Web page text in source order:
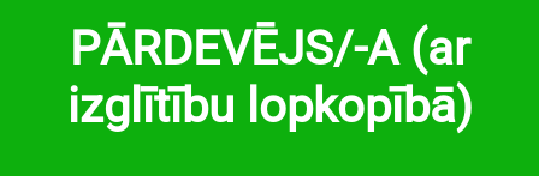
PĀRDEVĒJS/-A (ar
izglītību lopkopībā)